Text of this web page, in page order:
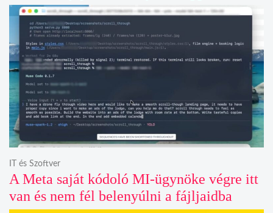
A Meta saját kódoló MI-ügynöke végre itt
van és nem fél belenyúlni a fájljaidba
IT és Szoftver